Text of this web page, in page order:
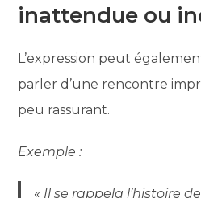
inattendue ou
L’expression peut
parler d’une rencontre
peu rassurant.
Exemple :
« Il se rappela l’histoire